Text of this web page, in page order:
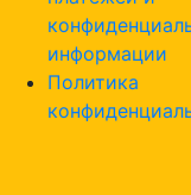
информации
Политика